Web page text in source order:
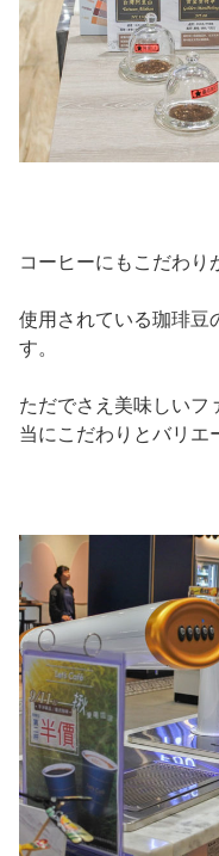
コーヒーにもこだわり
使用されている珈琲豆
す。
ただでさえ美味しいフ
当にこだわりとバリエ